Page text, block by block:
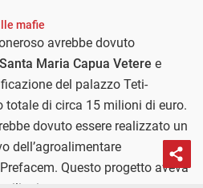
mafie
avrebbe dovuto
Santa Maria Capua Vetere e
del palazzo Teti-
di circa 15 milioni di euro.
dovuto essere realizzato un
dell’agroalimentare
Questo progetto aveva